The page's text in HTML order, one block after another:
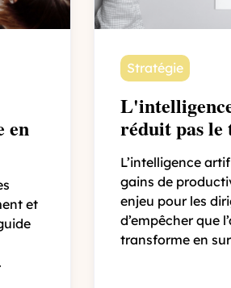
en
et
Stratégie
réduit pas
L’intelligence
gains de
enjeu pour les
d’empêcher que
transforme en